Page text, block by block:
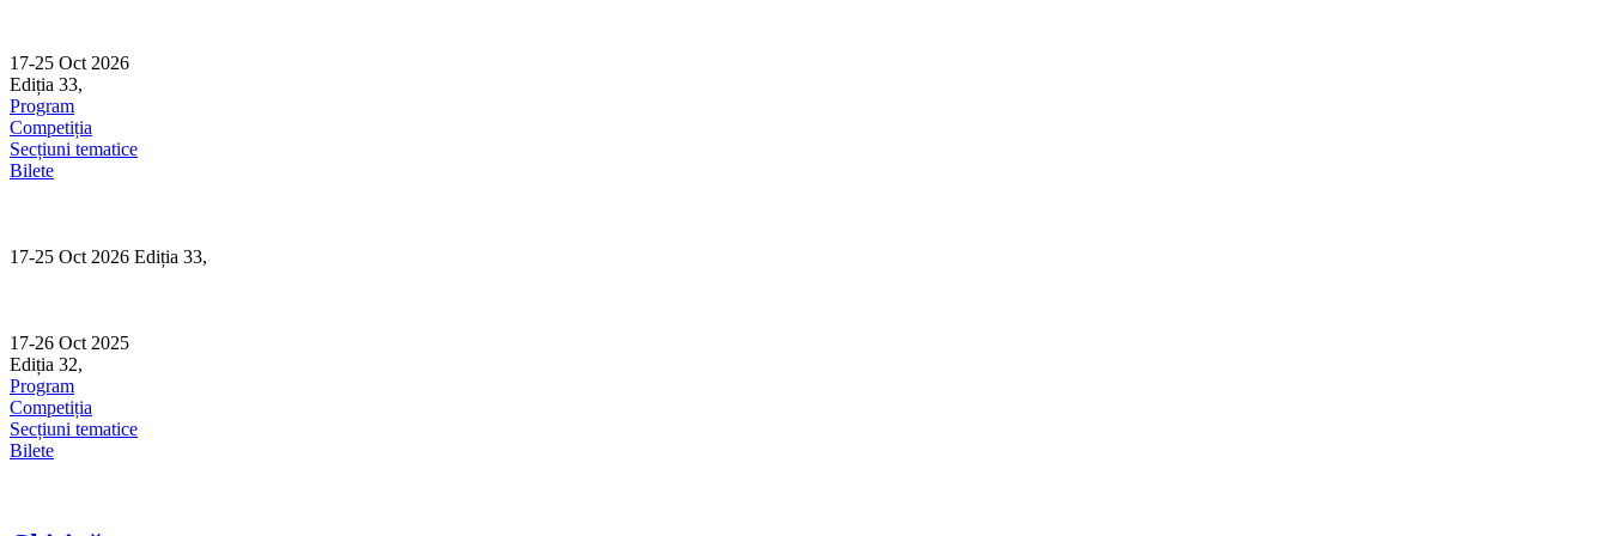
content
17-25 Oct 2026
Ediția 33,
Program
Competiția
Secțiuni tematice
Bilete
17-25 Oct 2026 Ediția 33,
17-26 Oct 2025
Ediția 32,
Program
Competiția
Secțiuni tematice
Bilete